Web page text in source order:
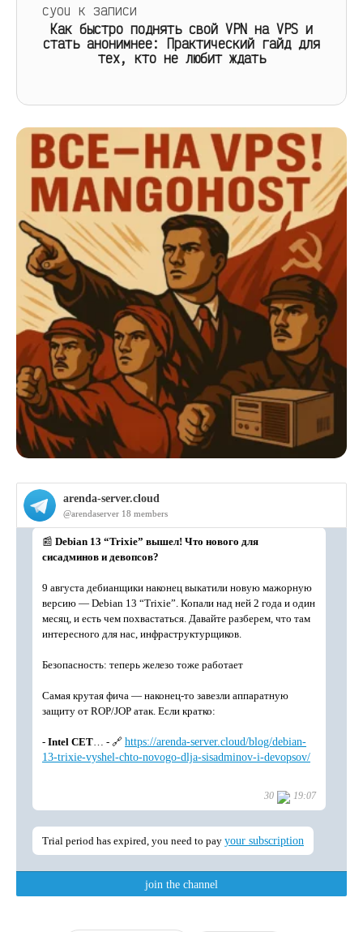
cyou к записи
Как быстро поднять свой VPN на VPS и
стать анонимнее: Практический гайд для
тех, кто не любит ждать